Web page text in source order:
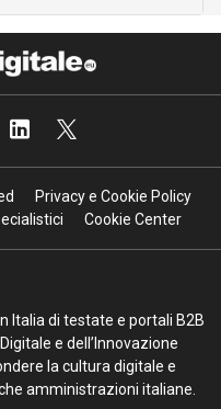
Privacy e Cookie Policy
Cookie Center
Italia di testate e portali B2B
e dell’Innovazione
la cultura digitale e
amministrazioni italiane.